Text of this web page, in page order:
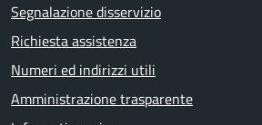
Segnalazione disservizio
Richiesta assistenza
Numeri ed indirizzi utili
Amministrazione trasparente